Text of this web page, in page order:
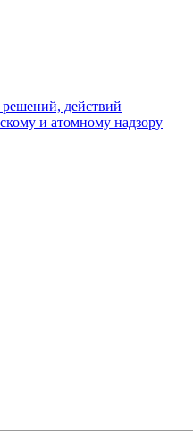
действий
и атомному надзору